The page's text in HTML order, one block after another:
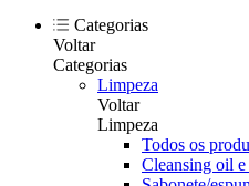
Categorias
Voltar
Categorias
Limpeza
Voltar
Limpeza
Todos os
Cleansing oil